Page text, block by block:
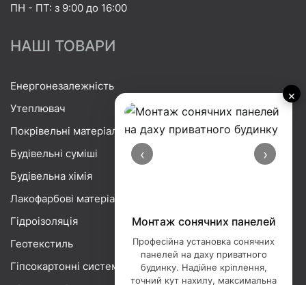
×
‹ ›
Монтаж сонячних панелей
Професійна установка сонячних
панелей на даху приватного
будинку. Надійне кріплення,
точний кут нахилу, максимальна
ПН - ПТ: з 9:00 до 16:00
НАШІ ТОВАРИ
Енергонезалежність
Утеплювач
Покрівельні матеріали
Будівельні суміші
Будівельна хімія
Лакофарбові матеріали
Гідроізоляція
Геотекстиль
Гіпсокартонні системи